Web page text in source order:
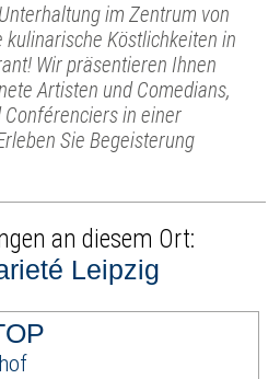
im Zentrum von
Köstlichkeiten in
Wir präsentieren Ihnen
Artisten und Comedians,
in einer
Sie Begeisterung
an diesem Ort:
Leipzig